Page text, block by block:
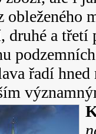
obleženého
druhé a třetí
řadí